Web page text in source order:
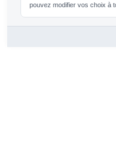
pouvez modifier vos choix à